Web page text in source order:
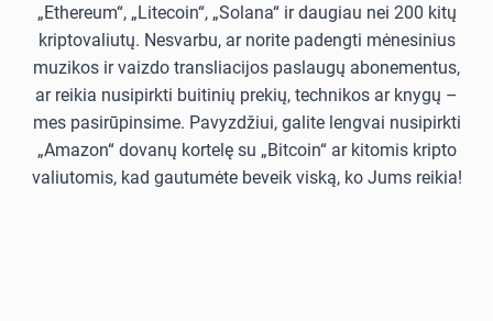
„Ethereum“, „Litecoin“, „Solana“ ir daugiau nei 200 kitų
kriptovaliutų. Nesvarbu, ar norite padengti mėnesinius
muzikos ir vaizdo transliacijos paslaugų abonementus,
ar reikia nusipirkti buitinių prekių, technikos ar knygų –
mes pasirūpinsime. Pavyzdžiui, galite lengvai nusipirkti
„Amazon“ dovanų kortelę su „Bitcoin“ ar kitomis kripto
valiutomis, kad gautumėte beveik viską, ko Jums reikia!